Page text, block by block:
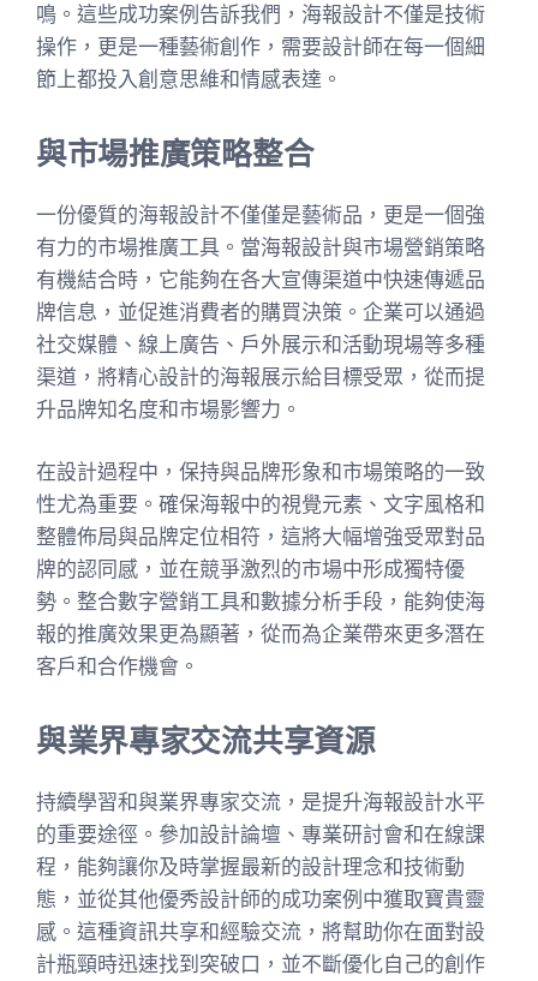
鳴。這些成功案例告訴我們，海報設計不僅是技術
操作，更是一種藝術創作，需要設計師在每一個細
節上都投入創意思維和情感表達。
與市場推廣策略整合
一份優質的海報設計不僅僅是藝術品，更是一個強
有力的市場推廣工具。當海報設計與市場營銷策略
有機結合時，它能夠在各大宣傳渠道中快速傳遞品
牌信息，並促進消費者的購買決策。企業可以通過
社交媒體、線上廣告、戶外展示和活動現場等多種
渠道，將精心設計的海報展示給目標受眾，從而提
升品牌知名度和市場影響力。
在設計過程中，保持與品牌形象和市場策略的一致
性尤為重要。確保海報中的視覺元素、文字風格和
整體佈局與品牌定位相符，這將大幅增強受眾對品
牌的認同感，並在競爭激烈的市場中形成獨特優
勢。整合數字營銷工具和數據分析手段，能夠使海
報的推廣效果更為顯著，從而為企業帶來更多潛在
客戶和合作機會。
與業界專家交流共享資源
持續學習和與業界專家交流，是提升海報設計水平
的重要途徑。參加設計論壇、專業研討會和在線課
程，能夠讓你及時掌握最新的設計理念和技術動
態，並從其他優秀設計師的成功案例中獲取寶貴靈
感。這種資訊共享和經驗交流，將幫助你在面對設
計瓶頸時迅速找到突破口，並不斷優化自己的創作